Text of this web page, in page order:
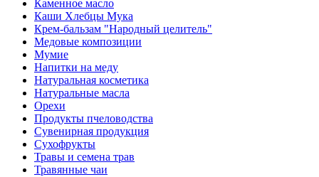
Каменное масло
Каши Хлебцы Мука
Крем-бальзам "Народный целитель"
Медовые композиции
Мумие
Напитки на меду
Натуральная косметика
Натуральные масла
Орехи
Продукты пчеловодства
Сувенирная продукция
Сухофрукты
Травы и семена трав
Травянные чаи